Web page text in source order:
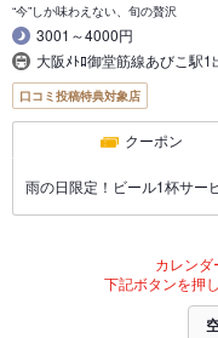
“今”しか味わえない、旬の贅沢
3001～4000円
大阪ﾒﾄﾛ御堂筋線あびこ駅
口コミ投稿特典対象店
クーポン
雨の日限定！ビール1杯サー
カレンダ
下記ボタンを押